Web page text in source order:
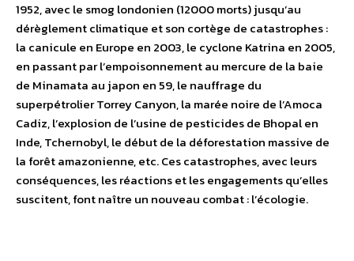
1952, avec le smog londonien (12000 morts) jusqu’au
dérèglement climatique et son cortège de catastrophes :
la canicule en Europe en 2003, le cyclone Katrina en 2005,
en passant par l’empoisonnement au mercure de la baie
de Minamata au japon en 59, le nauffrage du
superpétrolier Torrey Canyon, la marée noire de l’Amoca
Cadiz, l’explosion de l’usine de pesticides de Bhopal en
Inde, Tchernobyl, le début de la déforestation massive de
la forêt amazonienne, etc. Ces catastrophes, avec leurs
conséquences, les réactions et les engagements qu’elles
suscitent, font naître un nouveau combat : l’écologie.